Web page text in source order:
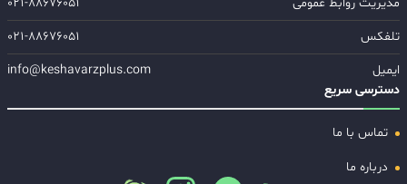
تلفکس
۰۲۱-۸۸۶۷۶۰۵۱
ایمیل
info@keshavarzplus.com
دسترسی سریع
تماس با ما
درباره ما